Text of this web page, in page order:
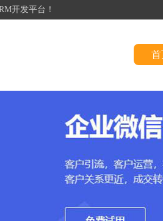
开发平台！
首